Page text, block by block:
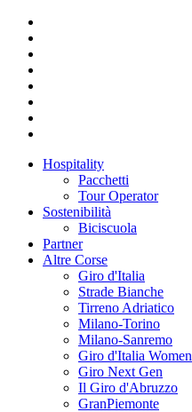
Hospitality
Pacchetti
Tour Operator
Sostenibilità
Biciscuola
Partner
Altre Corse
Giro d'Italia
Strade Bianche
Tirreno Adriatico
Milano-Torino
Milano-Sanremo
Giro d'Italia Women
Giro Next Gen
Il Giro d'Abruzzo
GranPiemonte